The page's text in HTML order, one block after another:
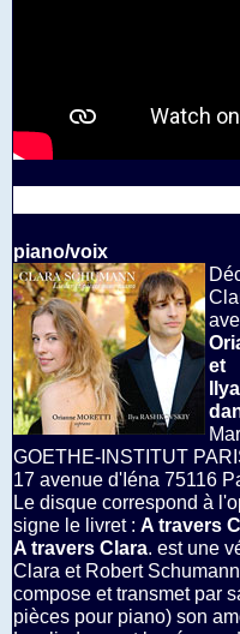
piano/voix
et
GOETHE-INSTITUT
17 avenue d'Iéna 75116
Le disque correspond à
signe le livret : A travers
A travers Clara. est une
Clara et Robert
compose et transmet par
pièces pour piano) son